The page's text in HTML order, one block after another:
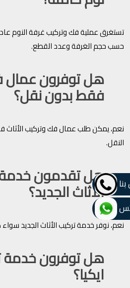
تستغرق عملية فك وتركيب غرفة النوم
حسب حجم الغرفة وعدد القطع.
هل توفرون عمال
فقط بدون نقل؟
نعم، يمكن طلب عمال فك وتركيب الأثاث
النقل.
هل تقدمون خدمة
الأثاث الجديد؟
نعم، نوفر خدمة تركيب الأثاث الجديد سواء
هل توفرون خدمة
ايكيا؟